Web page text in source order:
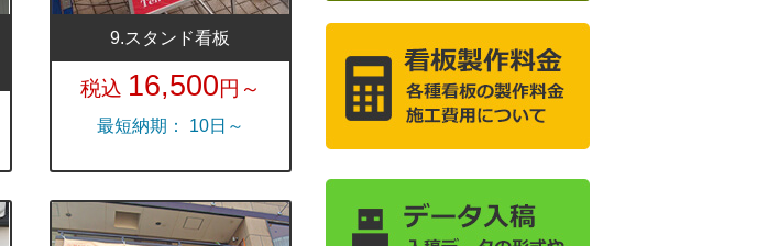
9.スタンド看板
税込 16,500円～
最短納期： 10日～